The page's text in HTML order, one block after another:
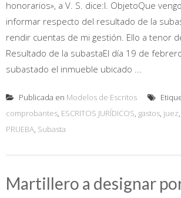
honorarios», a V. S. dice:I. ObjetoQue
informar respecto del resultado de la
rendir cuentas de mi gestión. Ello a tenor
Resultado de la subastaEl día 19 de
subastado el inmueble ubicado ...
Publicada en Modelos de Escritos
comprobantes, ESCRITOS JURÍDICOS, gastos, juez,
PRUEBA, Subasta
Martillero a designar